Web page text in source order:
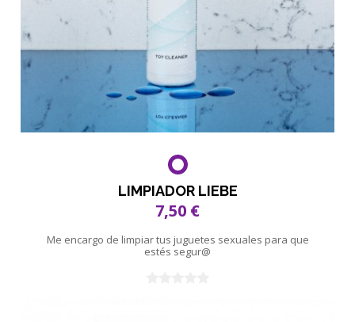
LIMPIADOR LIEBE
7,50 €
Me encargo de limpiar tus juguetes sexuales para que
estés segur@